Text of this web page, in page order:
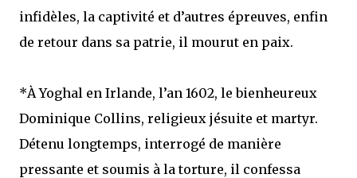
infidèles, la captivité et d’autres épreuves, enfin
de retour dans sa patrie, il mourut en paix.
*À Yoghal en Irlande, l’an 1602, le bienheureux
Dominique Collins, religieux jésuite et martyr.
Détenu longtemps, interrogé de manière
pressante et soumis à la torture, il confessa